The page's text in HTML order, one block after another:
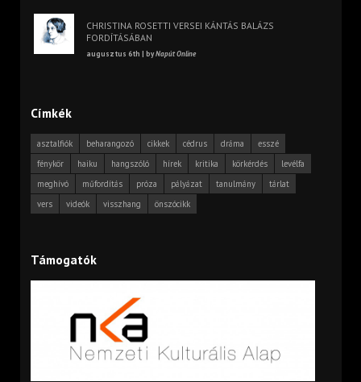
CHRISTINA ROSETTI VERSEI KÁNTÁS BALÁZS
FORDÍTÁSÁBAN
augusztus 6th | byNapút Online
Címkék
asztalfiók beharangozó cikkek cédrus dráma
esszé
fénykör
haiku hangszóló hírek kritika körkérdés
levélfa
meghívó
műfordítás próza pályázat tanulmány
tárlat
vers
videók visszhang önszócikk
Támogatók